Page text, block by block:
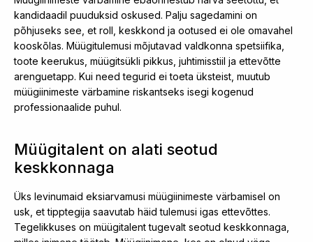
kandidaadil puuduksid oskused. Palju sagedamini on
põhjuseks see, et roll, keskkond ja ootused ei ole omavahel
kooskõlas. Müügitulemusi mõjutavad valdkonna spetsiifika,
toote keerukus, müügitsükli pikkus, juhtimisstiil ja ettevõtte
arenguetapp. Kui need tegurid ei toeta üksteist, muutub
müügiinimeste värbamine riskantseks isegi kogenud
professionaalide puhul.
Müügitalent on alati seotud
keskkonnaga
Üks levinumaid eksiarvamusi müügiinimeste värbamisel on
usk, et tipptegija saavutab häid tulemusi igas ettevõttes.
Tegelikkuses on müügitalent tugevalt seotud keskkonnaga,